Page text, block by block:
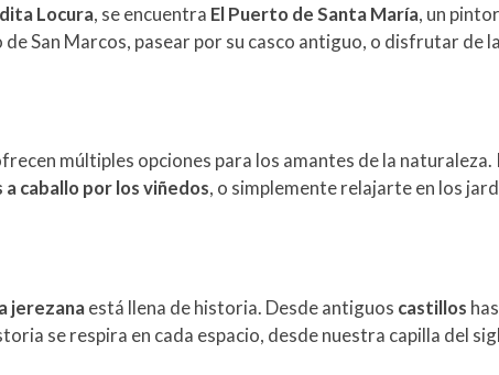
Locura, se encuentra El Puerto de Santa María, un
San Marcos, pasear por su casco antiguo, o disfrutar de la
múltiples opciones para los amantes de la naturaleza.
a caballo por los viñedos, o simplemente relajarte en los
jerezanaestá llena de historia. Desde antiguos castillos
se respira en cada espacio, desde nuestra capilla del